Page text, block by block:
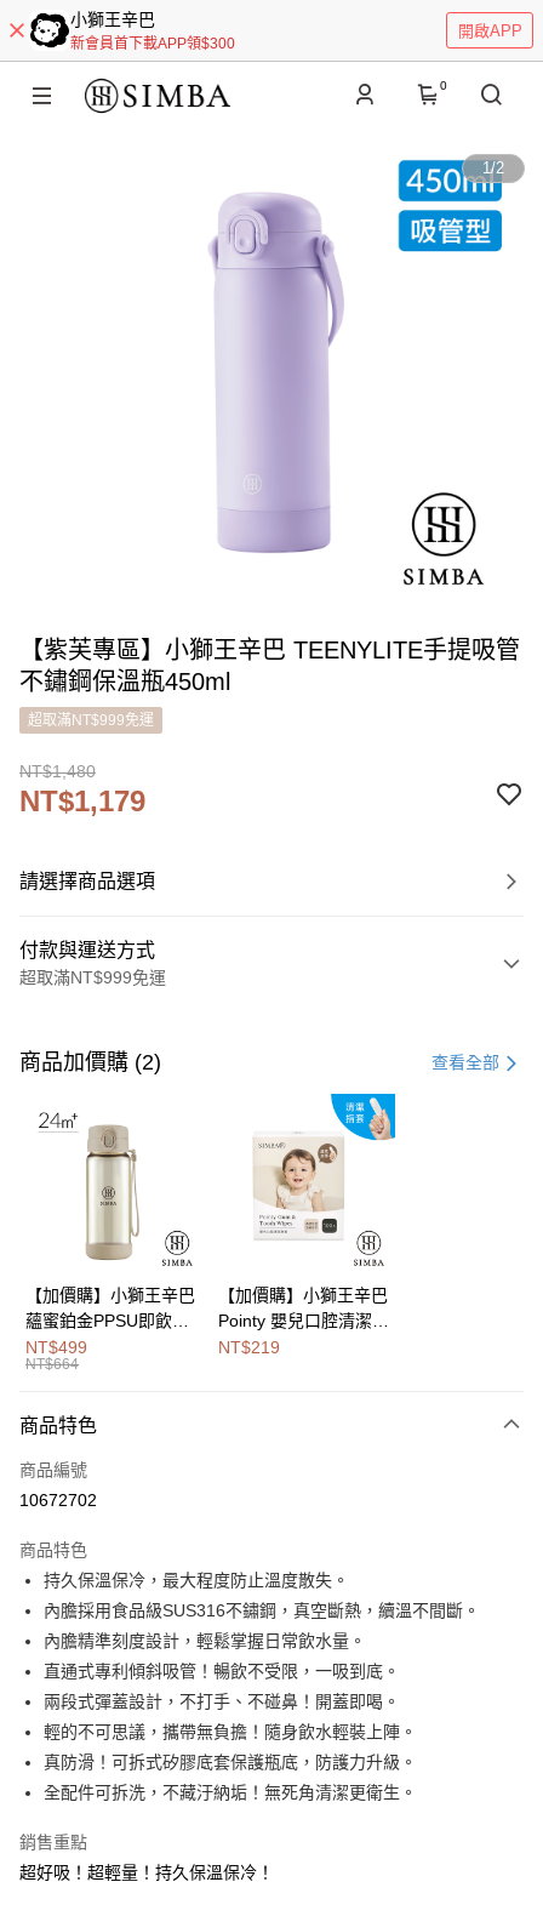
小獅王辛巴
新會員首下載APP領$300
開啟APP
0
1/2
【紫芙專區】小獅王辛巴 TEENYLITE手提吸管
不鏽鋼保溫瓶450ml
超取滿NT$999免運
NT$1,480
NT$1,179
請選擇商品選項
付款與運送方式
超取滿NT$999免運
信用卡一次付款
Apple Pay
Google Pay
全盈+PAY
大哥付你分期
【大哥付你分期使用說明】
2.付款方式選擇「大哥付你分期」，訂單成立後會自動跳轉到大哥付的交易
流程，驗證手機門號後，選擇欲分期的期數、繳款截止日，確認付款後即完
3.實際核准額度、可分期數及費用金額請依後續交易確認頁面所載為準。
4.訂單成立30分鐘內，如未前往確認交易或遇審核未通過，訂單將自動取
消。如遇「轉專審核」未通過狀況，表示未達大哥付你分期系統評分，恕無
法說明評估內容。
1.分期款項不併入電信帳單，「大哥付你分期」於每月結算日後寄送繳費提
醒簡訊。
2.透過簡訊連結打開帳單後，可選擇「超商條碼／台灣大直營門市／銀行轉
帳／街口支付／iPASS MONEY」等通路繳費。
【注意事項】
用戶於交易時，得透過本服務購買商品或服務，並由商店將買賣／分期付款
2.基於同意付款使用「大哥付你分期」之契約關係目的，商店將以您的個人
資料（包含姓名、電話或地址）提供予台灣大哥大進項蒐集、處理及利用，
相關說明
【關於「AFTEE先享後付」】
便利好安心！
１．簡單：不需註冊會員、不需綁卡、不需儲值。
２．便利：只要手機號碼，簡訊認證，即可結帳。
３．安心：先確認商品／服務後，再付款。
１．於結帳方式選擇「AFTEE先享後付」後，將跳轉至「AFTEE先享後付」
結帳頁面，進行簡訊認證並確認金額後，即可完成結帳。
２．訂單成立數日內，您將收到繳費通知簡訊。
３．收到繳費通知簡訊後14天內，點擊此簡訊中的連結，可透過四大超商／
ATM／網路銀行／等多元方式進行付款，方視為交易完成。
※ 請注意：結帳手續完成當下不需立刻繳費，但若您需要取消訂單，請聯絡
後付繳納相關費用。
※ 交易是否成功請以「AFTEE先享後付 」之結帳頁面顯示為準，若有關於
是否繳費成功／繳費後需取消欲退款等相關疑問，請聯繫「AFTEE先享後付
相關說明
「Hami Point」為中華電信所提供之點數服務，可於會員專區綁定中華電信
會員帳號後，即可在購物車使用 Hami Point 折抵消費金額 (1點等於1元)。
ATM付款
付款後全家取貨
每筆NT$100，滿NT$999(含以上)免運費
付款後萊爾富取貨
付款後7-11取貨
每筆NT$100，滿NT$1,000(含以上)免運費
商品加價購 (2) 查看全部
【加價購】小獅王辛巴
蘊蜜鉑金PPSU即飲水
壺400ml
NT$499
NT$664
【加價購】小獅王辛巴
Pointy 嬰兒口腔清潔指
套 (100入)
NT$219
商品特色
商品編號
10672702
商品特色
持久保溫保冷，最大程度防止溫度散失。
內膽採用食品級SUS316不鏽鋼，真空斷熱，續溫不間斷。
內膽精準刻度設計，輕鬆掌握日常飲水量。
直通式專利傾斜吸管！暢飲不受限，一吸到底。
兩段式彈蓋設計，不打手、不碰鼻！開蓋即喝。
輕的不可思議，攜帶無負擔！隨身飲水輕裝上陣。
真防滑！可拆式矽膠底套保護瓶底，防護力升級。
全配件可拆洗，不藏汙納垢！無死角清潔更衛生。
銷售重點
超好吸！超輕量！持久保溫保冷！